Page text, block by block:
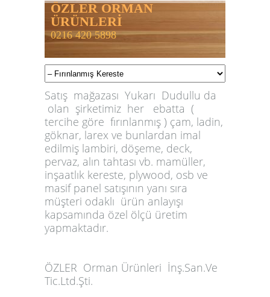
ÖZLER ORMAN
ÜRÜNLERİ
0216 420 5898
Satış mağazası Yukarı Dudullu da
olan şirketimiz her ebatta (
tercihe göre fırınlanmış ) çam, ladin,
göknar, larex ve bunlardan imal
edilmiş lambiri, döşeme, deck,
pervaz, alın tahtası vb. mamüller,
inşaatlık kereste, plywood, osb ve
masif panel satışının yanı sıra
müşteri odaklı ürün anlayışı
kapsamında özel ölçü üretim
yapmaktadır.
ÖZLER Orman Ürünleri İnş.San.Ve
Tic.Ltd.Şti.